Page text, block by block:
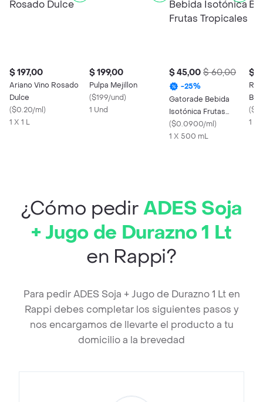
$ 197,00
Ariano Vino Rosado
Dulce
($0.20/ml)
1 X 1 L
$ 199,00
Pulpa Mejillon
($199/und)
1 Und
$ 45,00 $ 60,00
-25%
Gatorade Bebida
Isotónica Frutas
Tropicales
($0.0900/ml)
1 X 500 mL
$
(
1 x
¿Cómo pedirADES Soja
+ Jugo de Durazno 1 Lt
en Rappi?
Para pedir ADES Soja + Jugo de Durazno 1 Lt en
Rappi debes completar los siguientes pasos y
nos encargamos de llevarte el producto a tu
domicilio a la brevedad